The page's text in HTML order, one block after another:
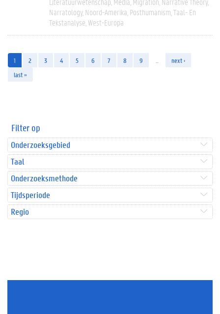
Narratology Noord-Amerika Posthumanism Taal- En
Tekstanalyse West-Europa
1 2 3 4 5 6 7 8 9
next ›
last »
Filter op
Onderzoeksgebied
Taal
Onderzoeksmethode
Tijdsperiode
Regio